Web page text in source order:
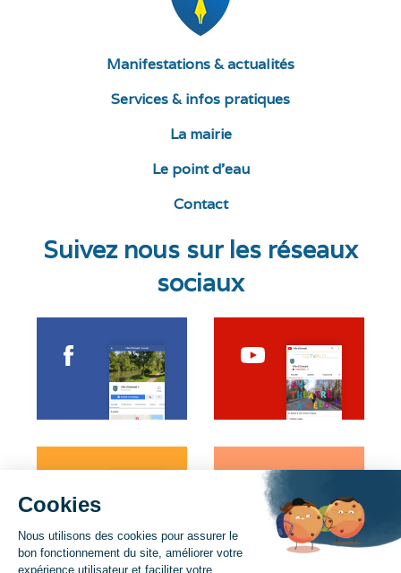
Manifestations & actualités
Services & infos pratiques
La mairie
Le point d’eau
Contact
Suivez nous sur les réseaux
sociaux